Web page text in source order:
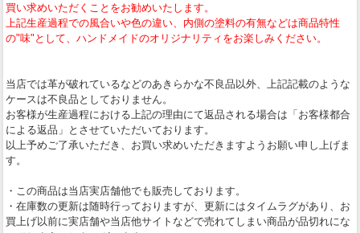
買い求めいただくことをお勧めいたします。
上記生産過程での風合いや色の違い、内側の塗料の有無などは商品特性
の"味"として、ハンドメイドのオリジナリティをお楽しみください。
当店では革が破れているなどのあきらかな不良品以外、上記記載のような
ケースは不良品としておりません。
お客様が生産過程における上記の理由にて返品される場合は「お客様都合
による返品」とさせていただいております。
以上予めご了承いただき、お買い求めいただきますようお願い申し上げま
す。
・この商品は当店実店舗他でも販売しております。
・在庫数の更新は随時行っておりますが、更新にはタイムラグがあり、お
買上げ以前に実店舗や当店他サイトなどで売れてしまい商品が品切れにな